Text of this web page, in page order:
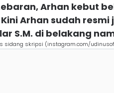
Arhan kebut
Arhan sudah
S.M. di belakang
sidang skripsi (instagram.com/